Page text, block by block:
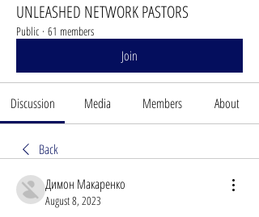
UNLEASHED NETWORK PASTORS
Public · 61 members
Join
Discussion Media Members About
Back
Димон Макаренко
August 8, 2023